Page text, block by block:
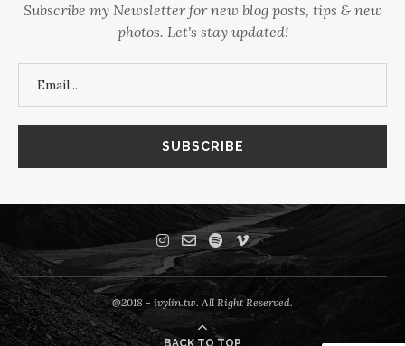
Subscribe my Newsletter for new blog posts, tips & new
photos. Let's stay updated!
@2018 - ivylin.tw. All Right Reserved.